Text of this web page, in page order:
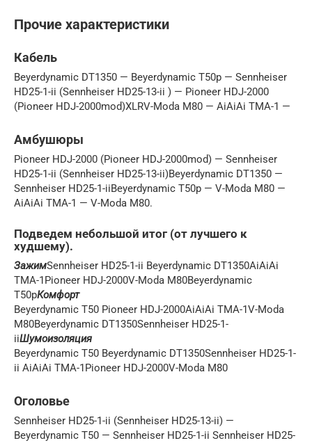
Прочие характеристики
Кабель
Beyerdynamic DT1350 — Beyerdynamic T50p — Sennheiser
HD25-1-ii (Sennheiser HD25-13-ii ) — Pioneer HDJ-2000
(Pioneer HDJ-2000mod)XLRV-Moda M80 — AiAiAi TMA-1 —
Амбушюры
Pioneer HDJ-2000 (Pioneer HDJ-2000mod) — Sennheiser
HD25-1-ii (Sennheiser HD25-13-ii)Beyerdynamic DT1350 —
Sennheiser HD25-1-iiBeyerdynamic T50p — V-Moda M80 —
AiAiAi TMA-1 — V-Moda M80.
Подведем небольшой итог (от лучшего к
худшему).
ЗажимSennheiser HD25-1-ii Beyerdynamic DT1350AiAiAi
TMA-1Pioneer HDJ-2000V-Moda M80Beyerdynamic
T50pКомфорт
Beyerdynamic T50 Pioneer HDJ-2000AiAiAi TMA-1V-Moda
M80Beyerdynamic DT1350Sennheiser HD25-1-
iiШумоизоляция
Beyerdynamic T50 Beyerdynamic DT1350Sennheiser HD25-1-
ii AiAiAi TMA-1Pioneer HDJ-2000V-Moda M80
Оголовье
Sennheiser HD25-1-ii (Sennheiser HD25-13-ii) —
Beyerdynamic T50 — Sennheiser HD25-1-ii Sennheiser HD25-